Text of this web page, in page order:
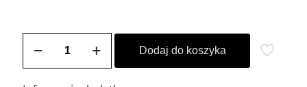
Bransoletka
Dodaj do koszyka